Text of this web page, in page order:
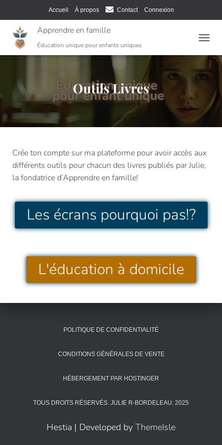
Accueil À propos Contact Connexion
Apprendre en famille
Éducation unique pour enfants uniques
O
G
L
A
I
T
I
Outils Livres
Crée ton compte sur ma plateforme pour avoir accès aux
différents outils pour chacun des livres publiés par Julie,
la fondatrice d’Apprendre en famille!
Les écrans pourquoi pas!?
L'éducation à domicile
POLITIQUE DE CONFIDENTIALITÉ
CONDITIONS GÉNÉRALES DE VENTE
HÉBERGEMENT PAR HOSTINGER
TOUS DROITS RÉSERVÉS. JULIE R-BORDELEAU. 2025
Hestia | Developed by ThemeIsle